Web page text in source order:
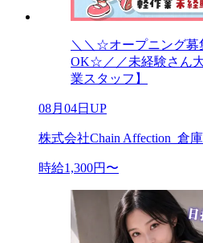
＼＼☆オープニング募
OK☆／／未経験さん
業スタッフ】
08月04日UP
株式会社Chain Affection_倉
時給1,300円〜